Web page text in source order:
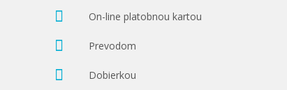
On-line platobnou kartou
Prevodom
Dobierkou